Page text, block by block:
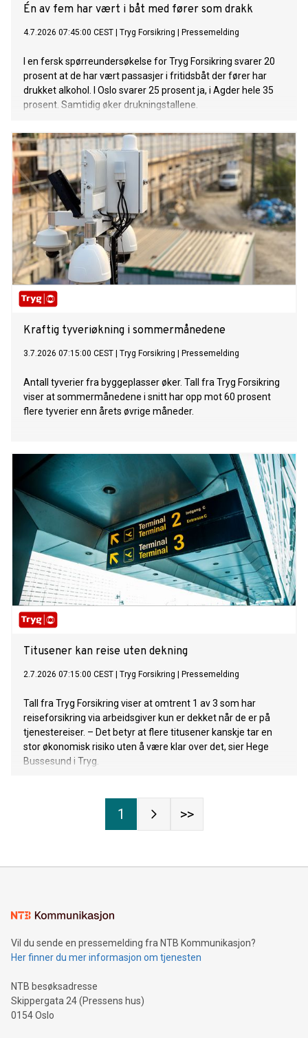
Én av fem har vært i båt med fører som drakk
4.7.2026 07:45:00 CEST Tryg Forsikring Pressemelding
I en fersk spørreundersøkelse for Tryg Forsikring svarer 20
prosent at de har vært passasjer i fritidsbåt der fører har
drukket alkohol. I Oslo svarer 25 prosent ja, i Agder hele 35
prosent. Samtidig øker drukningstallene.
Kraftig tyveriøkning i sommermånedene
3.7.2026 07:15:00 CEST Tryg Forsikring Pressemelding
Antall tyverier fra byggeplasser øker. Tall fra Tryg Forsikring
viser at sommermånedene i snitt har opp mot 60 prosent
flere tyverier enn årets øvrige måneder.
Titusener kan reise uten dekning
2.7.2026 07:15:00 CEST Tryg Forsikring Pressemelding
Tall fra Tryg Forsikring viser at omtrent 1 av 3 som har
reiseforsikring via arbeidsgiver kun er dekket når de er på
tjenestereiser. – Det betyr at flere titusener kanskje tar en
stor økonomisk risiko uten å være klar over det, sier Hege
Bussesund i Tryg.
1 >>
Vil du sende en pressemelding fra NTB Kommunikasjon?
Her finner du mer informasjon om tjenesten
NTB besøksadresse
Skippergata 24 (Pressens hus)
0154 Oslo